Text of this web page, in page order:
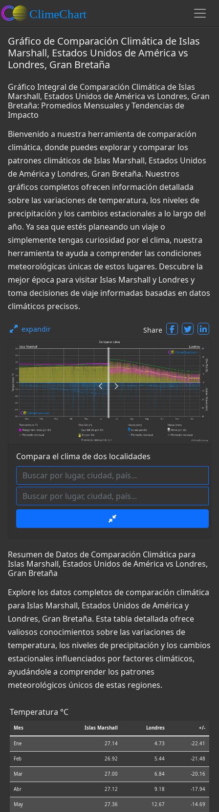
Gráfico de Comparación Climática de Islas
Marshall, Estados Unidos de América vs
Londres, Gran Bretaña
Gráfico Integral de Comparación Climática de Islas
Marshall, Estados Unidos de América vs Londres, Gran
Bretaña: Promedios Mensuales y Tendencias de
Impacto
Bienvenido a nuestra herramienta de comparación
climática, donde puedes explorar y comparar los
patrones climáticos de Islas Marshall, Estados Unidos
de América y Londres, Gran Bretaña. Nuestros
gráficos completos ofrecen información detallada
sobre las variaciones de temperatura, los niveles de
precipitación y los cambios estacionales a lo largo del
año. Ya sea que estés planeando un viaje o
simplemente tengas curiosidad por el clima, nuestra
herramienta te ayuda a comprender las condiciones
meteorológicas únicas de estos lugares. Descubre la
mejor época para visitar Islas Marshall y Londres y
toma decisiones de viaje informadas basadas en datos
climáticos precisos.
expandir Share
Compara el clima de dos localidades
Resumen de Datos de Comparación Climática para
Islas Marshall, Estados Unidos de América vs Londres,
Gran Bretaña
Explore los datos completos de comparación climática
para Islas Marshall, Estados Unidos de América y
Londres, Gran Bretaña. Esta tabla detallada ofrece
valiosos conocimientos sobre las variaciones de
temperatura, los niveles de precipitación y los cambios
estacionales influenciados por factores climáticos,
ayudándole a comprender los patrones
meteorológicos únicos de estas regiones.
Temperatura °C
Mes Islas Marshall Londres +/-
Ene 27.14 4.73 -22.41
Feb 26.92 5.44 -21.48
Mar 27.00 6.84 -20.16
Abr 27.12 9.18 -17.94
May 27.36 12.67 -14.69